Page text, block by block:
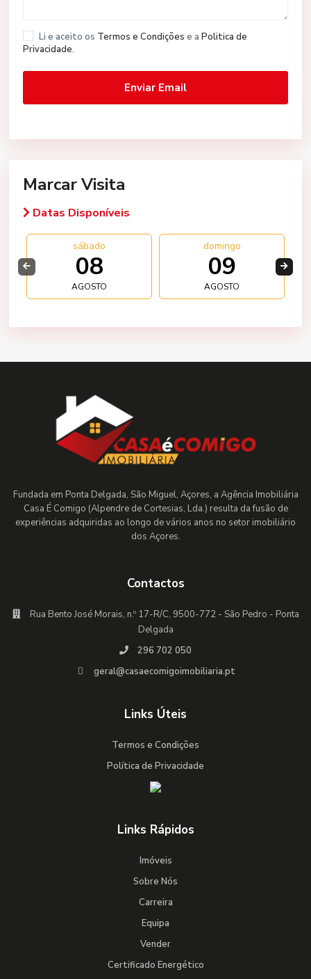
Li e aceito os Termos e Condições e a Politica de
Privacidade.
Marcar Visita
Datas Disponíveis
sábado
08
AGOSTO
domingo
09
AGOSTO
Fundada em Ponta Delgada, São Miguel, Açores, a Agência Imobiliária
Casa É Comigo (Alpendre de Cortesias, Lda.) resulta da fusão de
experiências adquiridas ao longo de vários anos no setor imobiliário
dos Açores.
Contactos
Rua Bento José Morais, n.º 17-R/C, 9500-772 - São Pedro - Ponta
Delgada
296 702 050
geral@casaecomigoimobiliaria.pt
Links Úteis
Termos e Condições
Política de Privacidade
Links Rápidos
Imóveis
Sobre Nós
Carreira
Equipa
Vender
Certificado Energético